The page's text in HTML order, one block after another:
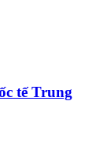
tế Trung